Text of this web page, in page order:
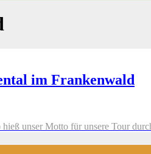
im Frankenwald
unser Motto für unsere Tour